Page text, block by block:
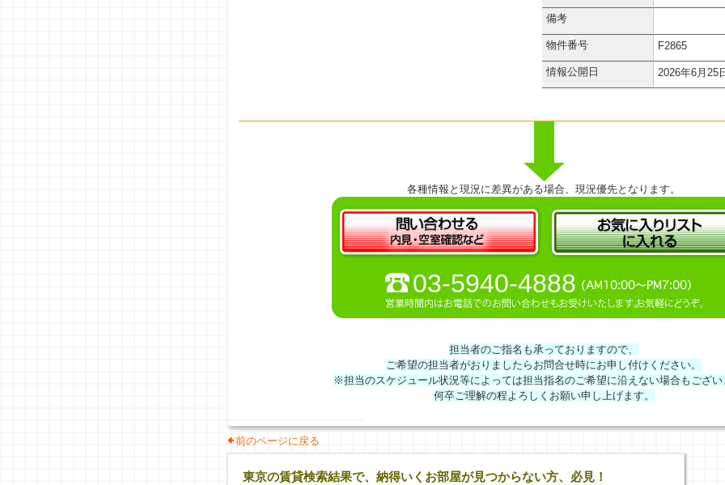
備考
物件番号 F2865
情報公開日 2026年6月25
各種情報と現況に差異がある場合、現況優先となります。
03-5940-4888
担当者のご指名も承っておりますので、
ご希望の担当者がおりましたらお問合せ時にお申し付けください。
※担当のスケジュール状況等によっては担当指名のご希望に沿えない場合もござい
何卒ご理解の程よろしくお願い申し上げます。
前のページに戻る
東京の賃貸検索結果で、納得いくお部屋が見つからない方、必見！